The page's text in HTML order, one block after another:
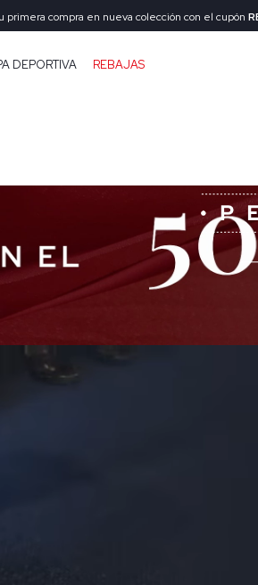
primera compra en nueva colección con el cupón
DEPORTIVA REBAJAS